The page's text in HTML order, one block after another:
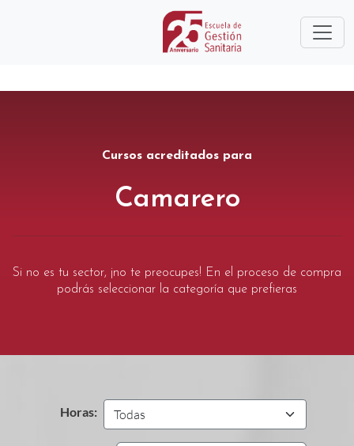
Cursos acreditados para
Camarero
Si no es tu sector, ¡no te preocupes! En el proceso de compra
podrás seleccionar la categoría que prefieras
Horas: